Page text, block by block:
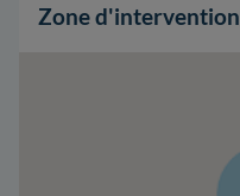
Zone d'intervention